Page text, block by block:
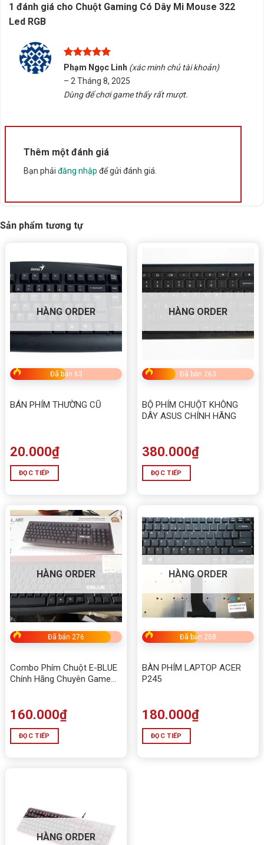
không nhận thiết bị.
trường mạnh hoặc thiết bị điện tử gây nhiễu.
Nếu bạn đang tìm kiếm một chuột gaming có dây phù
hợp với nhu cầu chơi game tại Buôn Ma Thuột, Đắk
Lắk, hãy liên hệ Tấn Phát AD để được tư vấn chọn
báo giá nhanh chóng.
Rate this product
Thông số kỹ thuật
Xuất xứ Trung Quốc
1 đánh giá cho Chuột Gaming Có Dây Mi Mouse 322
Led RGB
Được xếp
hạng
5
sao
Phạm Ngọc Linh (xác minh chủ tài khoản)
– 2 Tháng 8, 2025
Dùng để chơi game thấy rất mượt.
Thêm một đánh giá
Bạn phải đăng nhập để gửi đánh giá.
Sản phẩm tương tự
HÀNG ORDER
Đã bán 63
BÁN PHÍM THƯỜNG CŨ
20.000₫
ĐỌC TIẾP
HÀNG ORDER
Đã bán 263
BỘ PHÍM CHUỘT KHÔNG
DÂY ASUS CHÍNH HÃNG
380.000₫
ĐỌC TIẾP
HÀNG ORDER
Đã bán 276
Combo Phím Chuột E-BLUE
Chính Hãng Chuyên Game
160.000₫
ĐỌC TIẾP
HÀNG ORDER
Đã bán 208
BÀN PHÍM LAPTOP ACER
P245
180.000₫
ĐỌC TIẾP
HÀNG ORDER